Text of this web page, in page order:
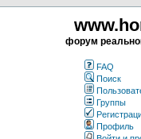
форум
FAQ
Поиск
Группы
Профиль